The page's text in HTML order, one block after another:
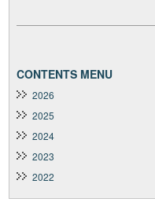
CONTENTS MENU
2026
2025
2024
2023
2022